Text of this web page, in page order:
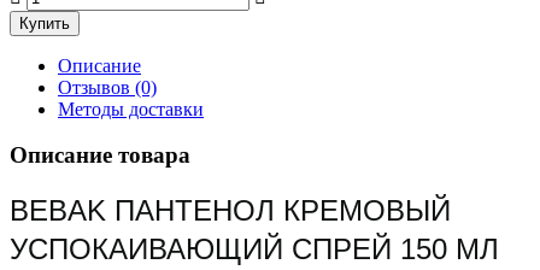
Описание
Отзывов (0)
Методы доставки
Описание товара
BEBAK ПАНТЕНОЛ КРЕМОВЫЙ
УСПОКАИВАЮЩИЙ СПРЕЙ 150 МЛ